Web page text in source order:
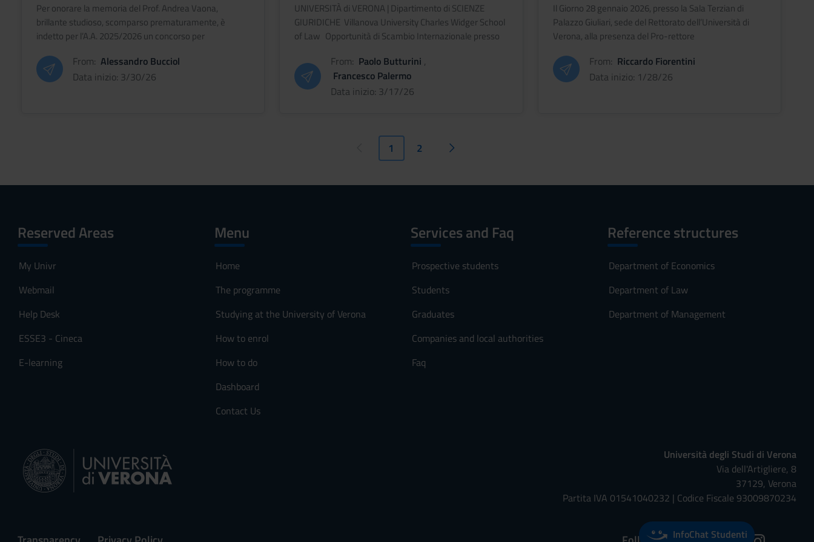
s
o
ANDREA VAONA - A.A. 2025-2026
Per onorare la memoria del Prof. Andrea Vaona,
brillante studioso, scomparso prematuramente, è
indetto per l’A.A. 2025/2026 un concorso per
dell’importo di € 3.000,00 (#tr
From: Alessandro Bucciol
Data inizio: 3/30/26
UNIVERSITÀ di VERONA | Dipartimento di SCIENZE
GIURIDICHE Villanova University Charles Widger School
of Law Opportunità di Scambio Internazionale presso
From: Paolo Butturini ,
Francesco Palermo
Data inizio: 3/17/26
Europa nel campo dell'economia
digitale”.
Il Giorno 28 gennaio 2026, presso la Sala Terzian di
Palazzo Giuliari, sede del Rettorato dell’Università di
Verona, alla presenza del Pro-rettore
cerimonia di chiusur
From: Riccardo Fiorentini
Data inizio: 1/28/26
Pagina precedente
1 2 Pagina successiva
Reserved Areas
My Univr
Webmail
Help Desk
ESSE3 - Cineca
E-learning
Menu
Home
The programme
Studying at the University of Verona
How to enrol
How to do
Dashboard
Contact Us
Services and Faq
Prospective students
Students
Graduates
Companies and local authorities
Faq
Reference structures
Department of Economics
Department of Law
Department of Management
Università degli Studi di Verona
Via dell'Artigliere, 8
37129, Verona
Partita IVA 01541040232 | Codice Fiscale 93009870234
InfoChat Studenti